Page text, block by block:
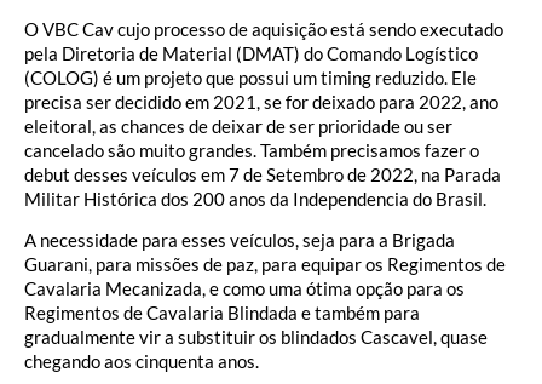
O VBC Cav cujo processo de aquisição está sendo executado
pela Diretoria de Material (DMAT) do Comando Logístico
(COLOG) é um projeto que possui um timing reduzido. Ele
precisa ser decidido em 2021, se for deixado para 2022, ano
eleitoral, as chances de deixar de ser prioridade ou ser
cancelado são muito grandes. Também precisamos fazer o
debut desses veículos em 7 de Setembro de 2022, na Parada
Militar Histórica dos 200 anos da Independencia do Brasil.
A necessidade para esses veículos, seja para a Brigada
Guarani, para missões de paz, para equipar os Regimentos de
Cavalaria Mecanizada, e como uma ótima opção para os
Regimentos de Cavalaria Blindada e também para
gradualmente vir a substituir os blindados Cascavel, quase
chegando aos cinquenta anos.